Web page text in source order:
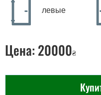
левые
Цена: 20000₴